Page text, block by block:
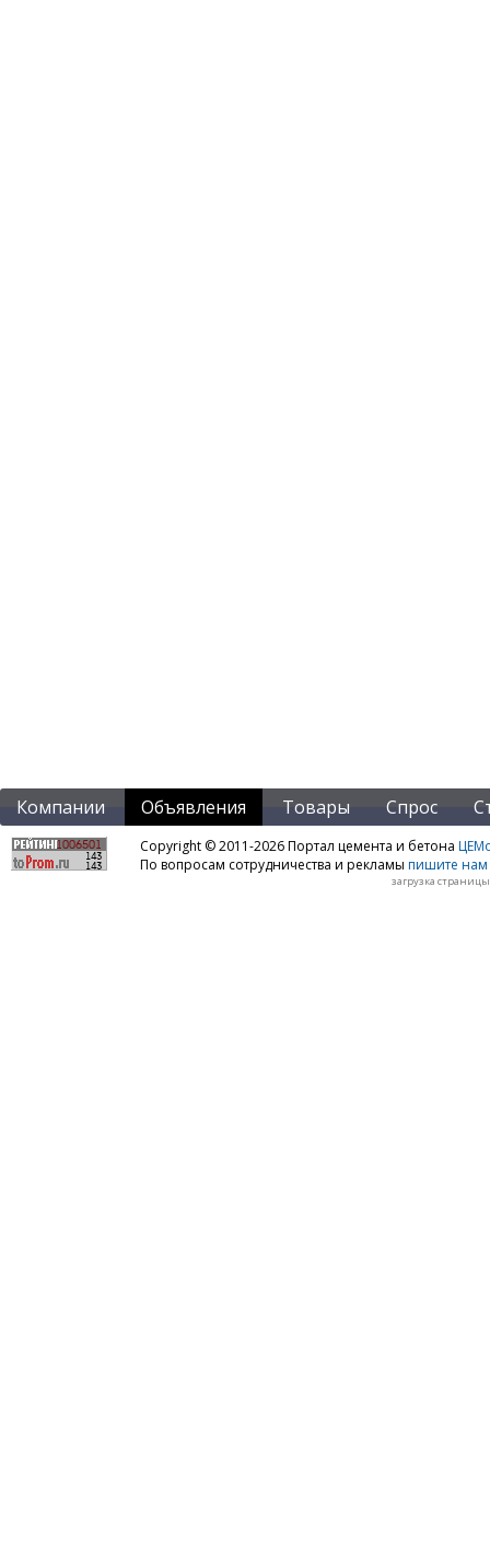
Компании Объявления Товары Спрос
Copyright © 2011-2026 Портал цемента и бетона
По вопросам сотрудничества и рекламы пишите нам
загрузка